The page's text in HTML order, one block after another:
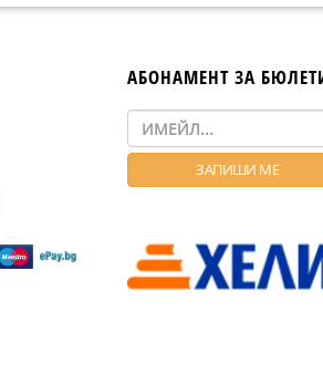
АБОНАМЕНТ ЗА